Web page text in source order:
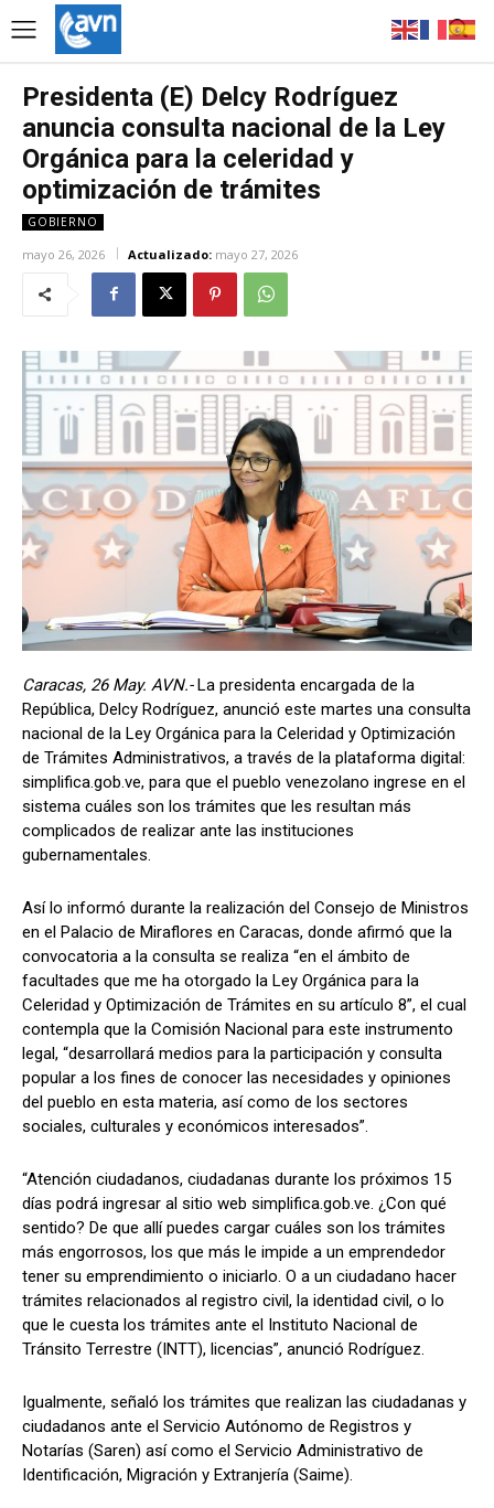
Presidenta (E) Delcy Rodríguez
anuncia consulta nacional de la Ley
Orgánica para la celeridad y
optimización de trámites
GOBIERNO
mayo 26, 2026 Actualizado: mayo 27, 2026
Caracas, 26 May. AVN.-La presidenta encargada de la
República, Delcy Rodríguez, anunció este martes una consulta
nacional de la Ley Orgánica para la Celeridad y Optimización
de Trámites Administrativos, a través de la plataforma digital:
simplifica.gob.ve, para que el pueblo venezolano ingrese en el
sistema cuáles son los trámites que les resultan más
complicados de realizar ante las instituciones
gubernamentales.
Así lo informó durante la realización del Consejo de Ministros
en el Palacio de Miraflores en Caracas, donde afirmó que la
convocatoria a la consulta se realiza “en el ámbito de
facultades que me ha otorgado la Ley Orgánica para la
Celeridad y Optimización de Trámites en su artículo 8”, el cual
contempla que la Comisión Nacional para este instrumento
legal, “desarrollará medios para la participación y consulta
popular a los fines de conocer las necesidades y opiniones
del pueblo en esta materia, así como de los sectores
sociales, culturales y económicos interesados”.
“Atención ciudadanos, ciudadanas durante los próximos 15
días podrá ingresar al sitio web simplifica.gob.ve. ¿Con qué
sentido? De que allí puedes cargar cuáles son los trámites
más engorrosos, los que más le impide a un emprendedor
tener su emprendimiento o iniciarlo. O a un ciudadano hacer
trámites relacionados al registro civil, la identidad civil, o lo
que le cuesta los trámites ante el Instituto Nacional de
Tránsito Terrestre (INTT), licencias”, anunció Rodríguez.
Igualmente, señaló los trámites que realizan las ciudadanas y
ciudadanos ante el Servicio Autónomo de Registros y
Notarías (Saren) así como el Servicio Administrativo de
Identificación, Migración y Extranjería (Saime).